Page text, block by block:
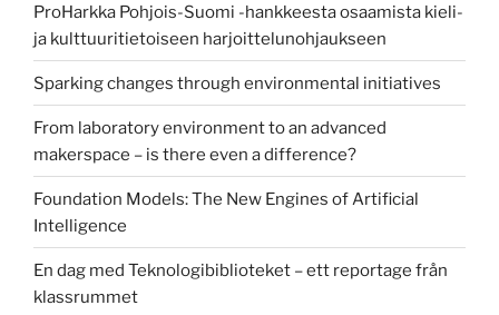
ProHarkka Pohjois-Suomi -hankkeesta osaamista kieli-
ja kulttuuritietoiseen harjoittelunohjaukseen
Sparking changes through environmental initiatives
From laboratory environment to an advanced
makerspace – is there even a difference?
Foundation Models: The New Engines of Artificial
Intelligence
En dag med Teknologibiblioteket – ett reportage från
klassrummet